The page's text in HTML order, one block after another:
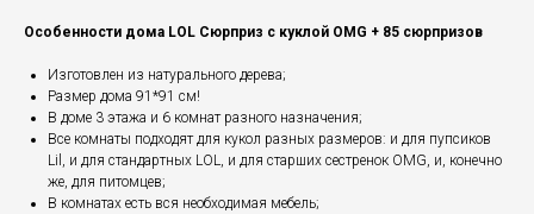
Особенности дома LOL Сюрприз с куклой OMG + 85 сюрпризов
Изготовлен из натурального дерева;
Размер дома 91*91 см!
В доме 3 этажа и 6 комнат разного назначения;
Все комнаты подходят для кукол разных размеров: и для пупсиков
Lil, и для стандартных LOL, и для старших сестренок OMG, и, конечно
же, для питомцев;
В комнатах есть вся необходимая мебель;